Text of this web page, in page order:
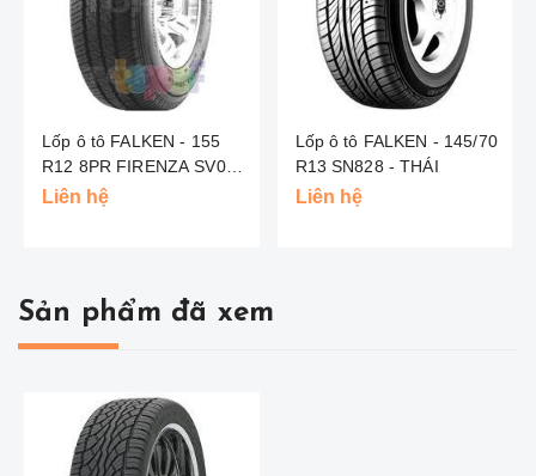
Lốp ô tô FALKEN - 155
R12 8PR FIRENZA SV053
- THÁI
Liên hệ
Lốp ô tô FALKEN - 145/70
R13 SN828 - THÁI
Liên hệ
Sản phẩm đã xem